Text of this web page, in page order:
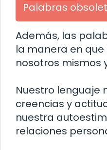
Palabras
Además, las
la manera en
nosotros mismos
Nuestro lenguaje
creencias y
nuestra
relaciones